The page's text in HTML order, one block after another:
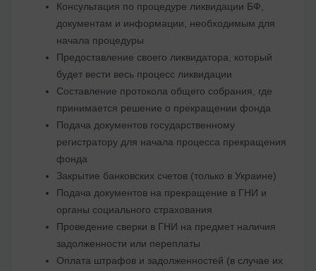
Консультация по процедуре ликвидации БФ,
документам и информации, необходимым для
начала процедуры
Предоставление своего ликвидатора, который
будет вести весь процесс ликвидации
Составление протокола общего собрания, где
принимается решение о прекращении фонда
Подача документов государственному
регистратору для начала процесса прекращения
фонда
Закрытие банковских счетов (только в Украине)
Подача документов на прекращение в ГНИ и
органы социального страхования
Проведение сверки в ГНИ на предмет наличия
задолженности или переплаты
Оплата штрафов и задолженностей (в случае их